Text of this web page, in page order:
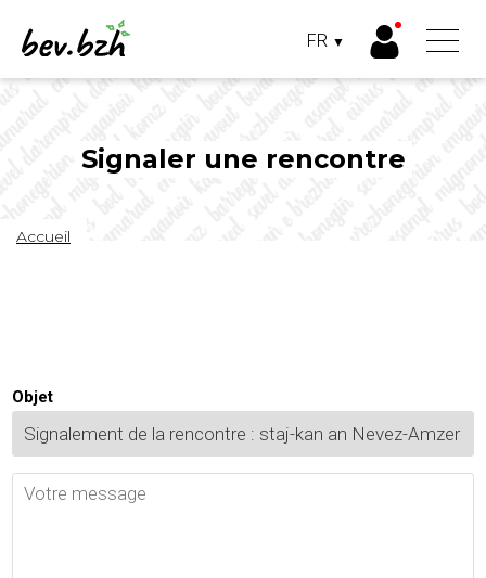
Aller
FR ▼
FRANÇAIS
BRETON
Signaler une rencontre
Fil
d'Ariane
Accueil
Objet